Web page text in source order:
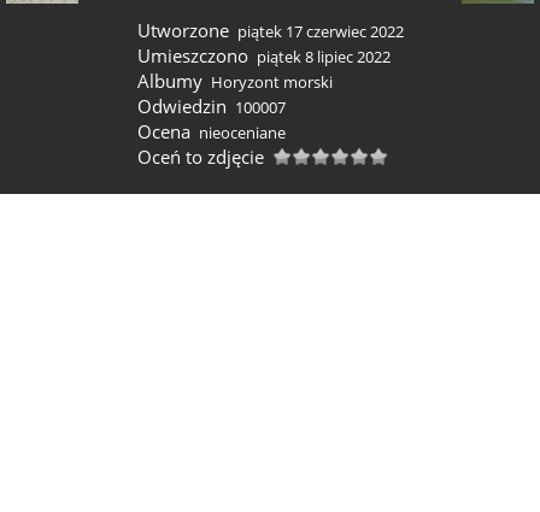
Utworzone piątek 17 czerwiec 2022
Umieszczono piątek 8 lipiec 2022
Albumy Horyzont morski
Odwiedzin 100007
Ocena nieoceniane
Oceń to zdjęcie